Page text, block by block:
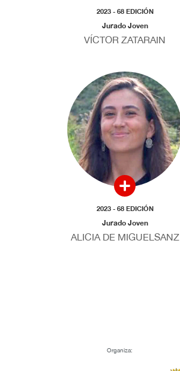
2023 - 68 EDICIÓN
Jurado Joven
VÍCTOR ZATARAIN
2023 - 68 EDICIÓN
Jurado Joven
ALICIA DE MIGUELSANZ
Organiza: